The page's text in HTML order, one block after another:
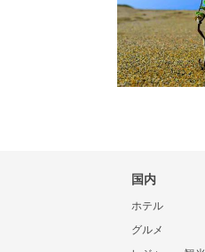
国内
ホテル
グルメ